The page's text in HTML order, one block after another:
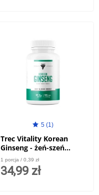
5 (1)
Trec Vitality Korean
Ginseng - żeń-szeń
koreański w kapsułkach
- 90 kaps.
1 porcja / 0,39 zł
34,99 zł